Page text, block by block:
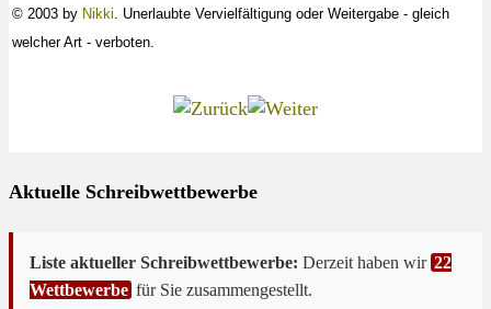
© 2003 by Nikki. Unerlaubte Vervielfältigung oder Weitergabe - gleich
welcher Art - verboten.
Aktuelle Schreibwettbewerbe
Liste aktueller Schreibwettbewerbe: Derzeit haben wir 22
Wettbewerbe für Sie zusammengestellt.